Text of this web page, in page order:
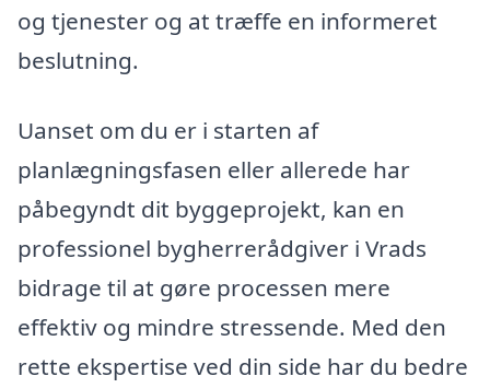
og tjenester og at træffe en informeret
beslutning.
Uanset om du er i starten af
planlægningsfasen eller allerede har
påbegyndt dit byggeprojekt, kan en
professionel bygherrerådgiver i Vrads
bidrage til at gøre processen mere
effektiv og mindre stressende. Med den
rette ekspertise ved din side har du bedre